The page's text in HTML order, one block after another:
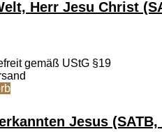
mehrere
Optionen
können
gewählt
Herr Jesu Christ
gemäß UStG §19
Jesus (SATB,